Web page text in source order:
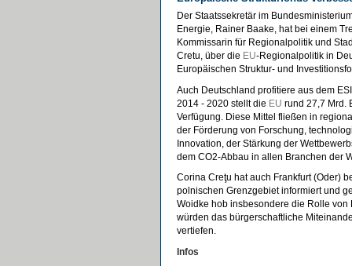
Der Staatssekretär im
Energie, Rainer Baake, hat bei einem
Kommissarin für Regionalpolitik und
Cretu, über die EU-Regionalpolitik in
Europäischen Struktur- und
Auch Deutschland profitiere aus dem
2014 - 2020 stellt die EU rund 27,7 Mrd.
Verfügung. Diese Mittel fließen in
der Förderung von Forschung,
Innovation, der Stärkung der
dem CO2-Abbau in allen Branchen der
Corina Creţu hat auch Frankfurt (Oder)
polnischen Grenzgebiet informiert und
Woidke hob insbesondere die Rolle
würden das bürgerschaftliche
vertiefen.
Infos